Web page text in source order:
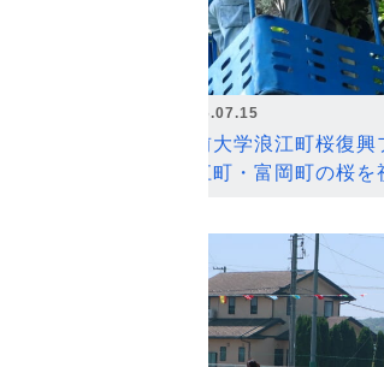
2026.07.15
弘前大学浪江町桜復
浪江町・富岡町の桜を